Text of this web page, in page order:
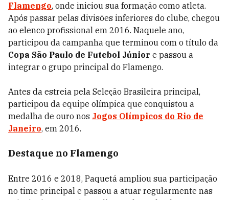
Flamengo, onde iniciou sua formação como atleta.
Após passar pelas divisões inferiores do clube, chegou
ao elenco profissional em 2016. Naquele ano,
participou da campanha que terminou com o título da
Copa São Paulo de Futebol Júnior e passou a
integrar o grupo principal do Flamengo.
Antes da estreia pela Seleção Brasileira principal,
participou da equipe olímpica que conquistou a
medalha de ouro nos Jogos Olímpicos do Rio de
Janeiro, em 2016.
Destaque no Flamengo
Entre 2016 e 2018, Paquetá ampliou sua participação
no time principal e passou a atuar regularmente nas